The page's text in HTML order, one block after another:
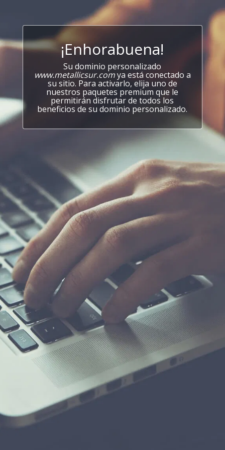
¡Enhorabuena!
Su dominio personalizado
www.metallicsur.comya está conectado a
su sitio. Para activarlo, elija uno de
nuestros paquetes premium que le
permitirán disfrutar de todos los
beneficios de su dominio personalizado.